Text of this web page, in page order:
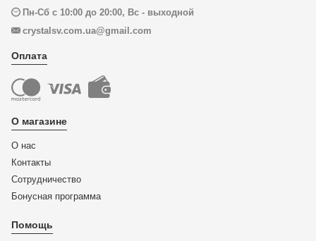
Пн-Сб с 10:00 до 20:00, Вс - выходной
crystalsv.com.ua@gmail.com
Оплата
О магазине
О нас
Контакты
Сотрудничество
Бонусная программа
Помощь